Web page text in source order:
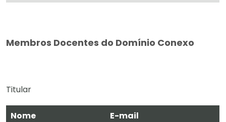
Membros Docentes do Domínio Conexo
Titular
Nome
E-mail